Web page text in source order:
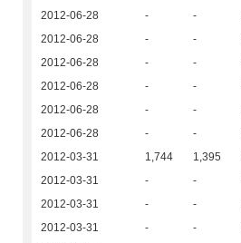
2012-06-28
- -
2012-06-28
- -
2012-06-28
- -
2012-06-28
- -
2012-06-28
- -
2012-06-28
- -
2012-03-31
1,744 1,395
2012-03-31
- -
2012-03-31
- -
2012-03-31
- -